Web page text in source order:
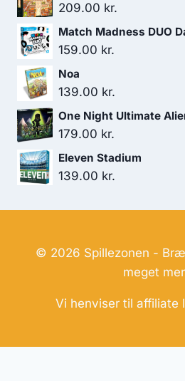
209.00 kr.
Match Madness DUO
159.00 kr.
Noa
139.00 kr.
One Night Ultimate
179.00 kr.
Eleven Stadium
139.00 kr.
© 2026 Spillezonen -
meget
Vi henviser til affiliate